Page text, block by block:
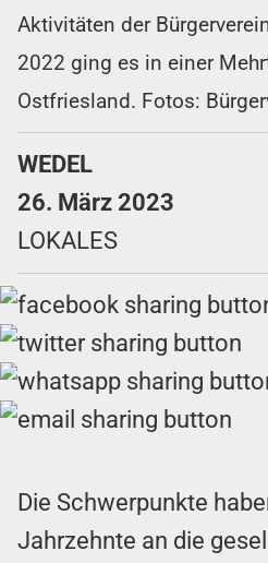
Aktivitäten der
2022 ging es in einer
Ostfriesland. Fotos:
WEDEL
26. März 2023
LOKALES
Die Schwerpunkte
Jahrzehnte an die